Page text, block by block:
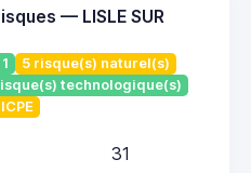
— LISLE SUR
5 risque(s) naturel(s)
technologique(s)
31